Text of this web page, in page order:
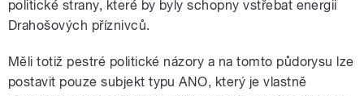
politické strany, které by byly schopny vstřebat energii
Drahošových příznivců.
Měli totiž pestré politické názory a na tomto půdorysu lze
postavit pouze subjekt typu ANO, který je vlastně